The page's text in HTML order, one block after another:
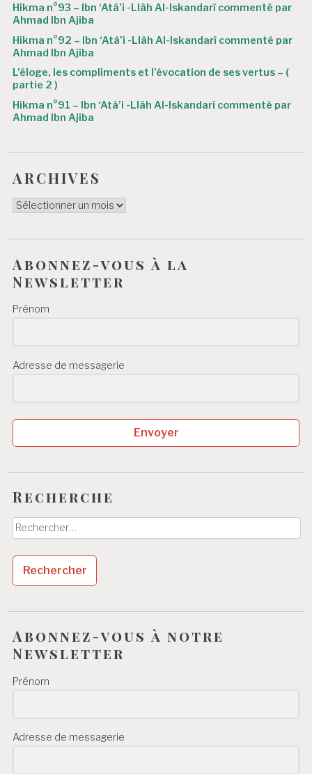
Hikma n°93 – Ibn ‘Atâ’i -Llâh Al-Iskandarî commenté par
Ahmad Ibn Ajiba
Hikma n°92 – Ibn ‘Atâ’i -Llâh Al-Iskandarî commenté par
Ahmad Ibn Ajiba
L’éloge, les compliments et l’évocation de ses vertus – (
partie 2 )
Hikma n°91 – Ibn ‘Atâ’i -Llâh Al-Iskandarî commenté par
Ahmad Ibn Ajiba
ARCHIVES
ARCHIVES
Abonnez-vous à la
Newsletter
Prénom
Adresse de messagerie
Envoyer
Recherche
Rechercher :
Abonnez-vous à notre
Newsletter
Prénom
Adresse de messagerie